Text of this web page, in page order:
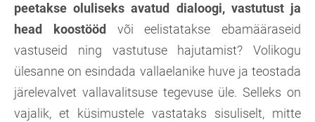
peetakse oluliseks avatud dialoogi, vastutust ja
head koostööd
või eelistatakse ebamääraseid
vastuseid ning vastutuse hajutamist? Volikogu
ülesanne on esindada vallaelanike huve ja teostada
järelevalvet vallavalitsuse tegevuse üle. Selleks on
vajalik, et küsimustele vastataks sisuliselt, mitte